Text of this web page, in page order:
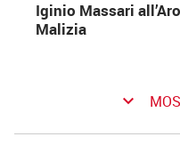
Iginio Massari
Malizia
keyboard_arrow_down